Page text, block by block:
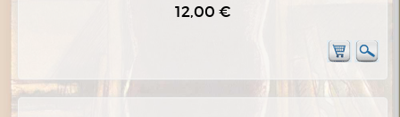
12,00 €